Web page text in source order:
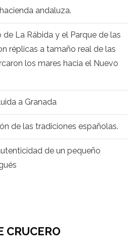
andaluza.
de La Rábida y el Parque de las
réplicas a tamaño real de las
los mares hacia el Nuevo
a Granada
de las tradiciones españolas.
de un pequeño
CRUCERO